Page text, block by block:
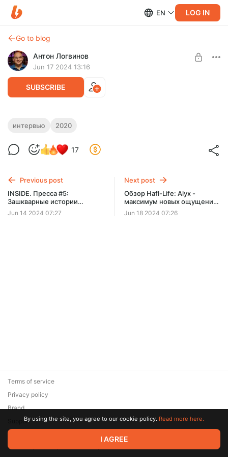
EN LOG IN
Go to blog
Антон Логвинов
Jun 17 2024 13:16
SUBSCRIBE
CYBERPUNK 2077 - Интервью с
После моей 4-часовой сессии у меня была возможность
Истинный подписчик
интервью 2020
17
Previous post
INSIDE. Пресса #5:
Зашкварные истории
продажной прессы
Jun 14 2024 07:27
Next post
Обзор Hafl-Life: Alyx -
максимум новых ощущений
от игр
Jun 18 2024 07:26
© 2026 Zaya Solutions Limited. All rights reserved. All trademarks
are the property of their respective owners.
Terms of service
Privacy policy
Brand
SupportBy using the site, you agree to our cookie policy. Read more here.
I AGREE